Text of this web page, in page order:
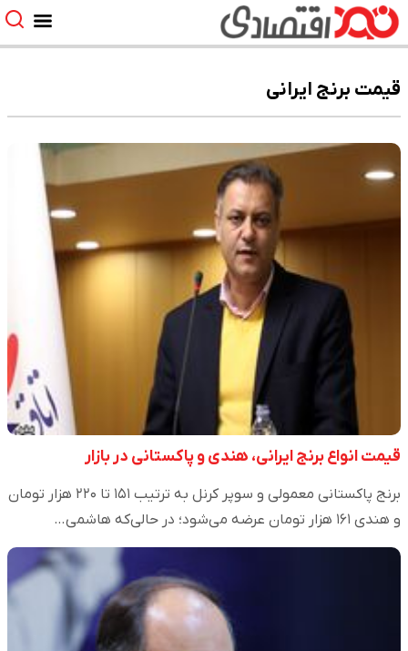
قیمت برنج ایرانی
قیمت انواع برنج ایرانی، هندی و پاکستانی در بازار
برنج پاکستانی معمولی و سوپر کرنل به ترتیب ۱۵۱ تا ۲۲۰ هزار تومان
و هندی ۱۶۱ هزار تومان عرضه می‌شود؛ در حالی‌که هاشمی…